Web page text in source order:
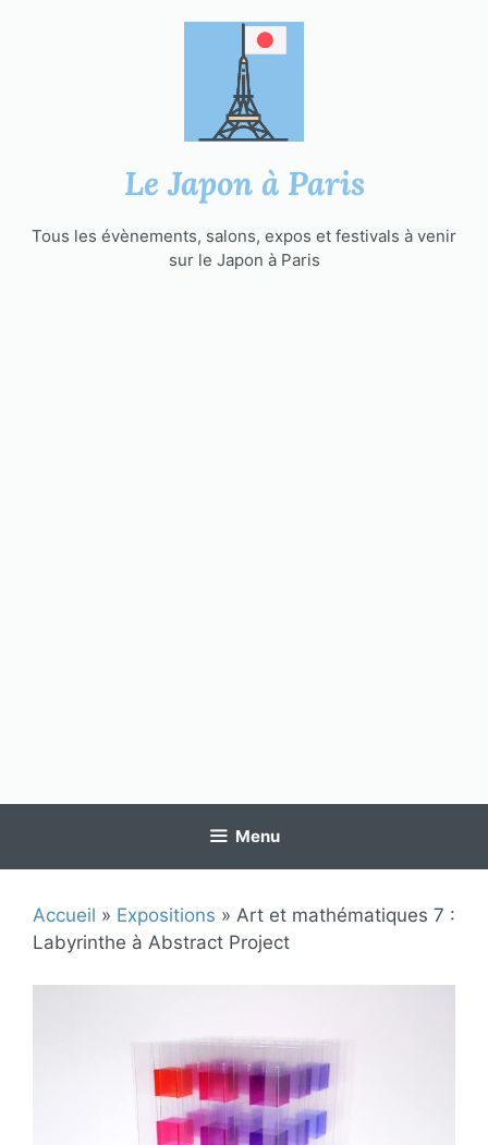
Le Japon à Paris
Tous les évènements, salons, expos et festivals à venir
sur le Japon à Paris
Menu
Accueil » Expositions » Art et mathématiques 7 :
Labyrinthe à Abstract Project